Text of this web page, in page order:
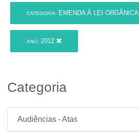
CATEGORIA: EMENDA À LEI ORGÂNICA
ANO: 2012
Categoria
Audiências - Atas